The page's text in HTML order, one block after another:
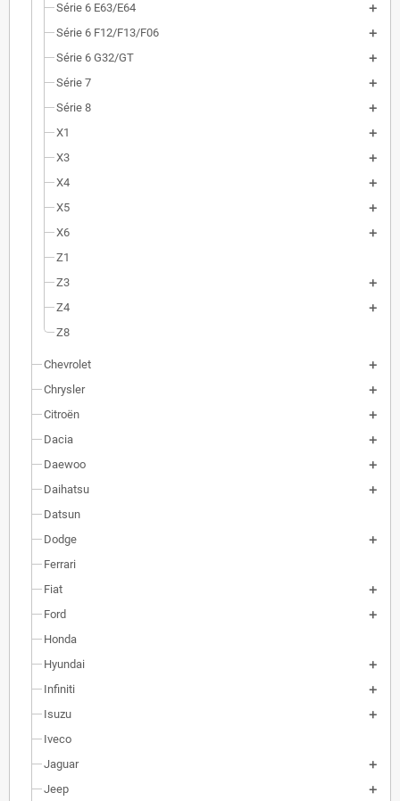
Série 6 E63/E64
Série 6 F12/F13/F06
Série 6 G32/GT
Série 7
Série 8
X1
X3
X4
X5
X6
Z1
Z3
Z4
Z8
Chevrolet
Chrysler
Citroën
Dacia
Daewoo
Daihatsu
Datsun
Dodge
Ferrari
Fiat
Ford
Honda
Hyundai
Infiniti
Isuzu
Iveco
Jaguar
Jeep